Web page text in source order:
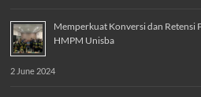
Memperkuat Konversi dan Retensi
HMPM Unisba
2 June 2024